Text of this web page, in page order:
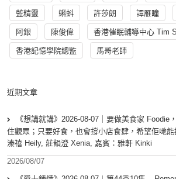
藍精靈 蝌蚪 許莎朗 譚雁瞳
阿銀 陳俊偉 香港催眠輔導中心 Tim
香港記憶學院總監 馬哥老師
近期文章
《想講就講》2026-08-07｜要做美食家 Foodie
住觀眾；只要好食，也會撐小店食肆，希望佢哋
溱禧 Heily, 莊韻澄 Xenia, 嘉賓：雅軒 Kinki
2026/08/07